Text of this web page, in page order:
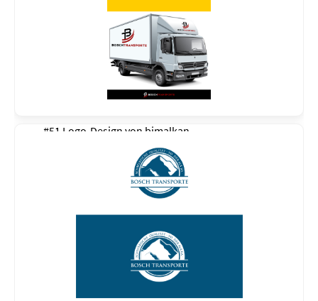
#51 Logo-Design von bimalkan